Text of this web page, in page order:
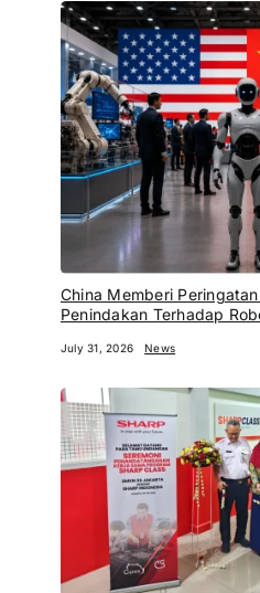
China Memberi
Penindakan Terhadap
July 31, 2026 News